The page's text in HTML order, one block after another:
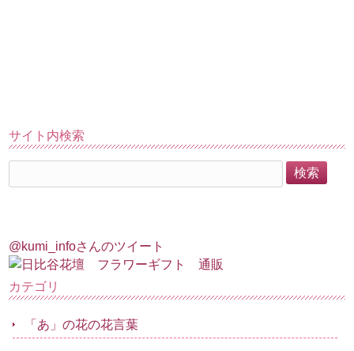
サイト内検索
@kumi_infoさんのツイート
カテゴリ
「あ」の花の花言葉